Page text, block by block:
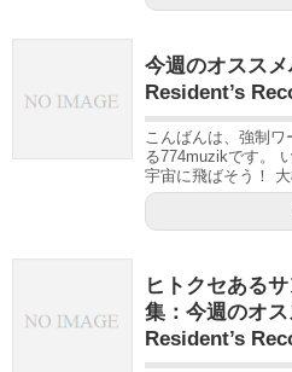
今週のオスス
Resident’s
こんばんは、強制
る774muzikです。
宇宙に飛ばそう！ 大
ヒトクセある
集：今週のオ
Resident’s